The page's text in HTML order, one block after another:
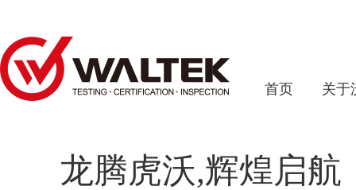
首页 关于
龙腾虎沃,辉煌启航